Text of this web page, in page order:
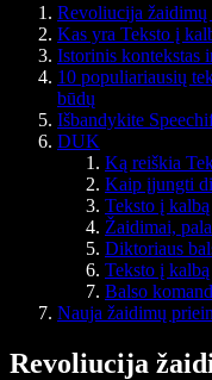
Revoliucija
Kas yra Teksto į
Istorinis kontekstas
10 populiariausių
būdų
Išbandykite
DUK
Ką reiškia
Kaip įjungti
Teksto į
Žaidimai,
Diktoriaus
Teksto į
Balso
Nauja žaidimų
Revoliucija